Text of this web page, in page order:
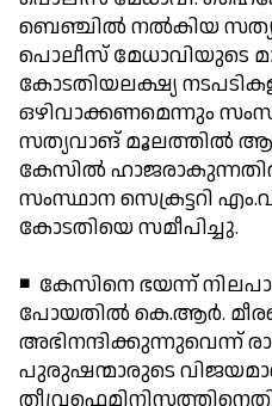
ബെഞ്ചില്‍ നല്‍കിയ
പൊലീസ് മേധാവിയുടെ
കോടതിയലക്ഷ്യ
ഒഴിവാക്കണമെന്നും
സത്യവാങ് മൂലത്തില്‍
കേസില്‍
സംസ്ഥാന സെക്രട്ടറി
കോടതിയെ സമീപിച്ചു.
◾ കേസിനെ ഭയന്ന്
പോയതില്‍ കെ.ആര്‍.
അഭിനന്ദിക്കുന്നുവെന്ന്
പുരുഷന്മാരുടെ